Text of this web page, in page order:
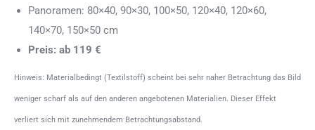
Panoramen: 80×40, 90×30, 100×50, 120×40, 120×60,
140×70, 150×50 cm
Preis: ab 119 €
Hinweis: Materialbedingt (Textilstoff) scheint bei sehr naher Betrachtung das Bild
weniger scharf als auf den anderen angebotenen Materialien. Dieser Effekt
verliert sich mit zunehmendem Betrachtungsabstand.